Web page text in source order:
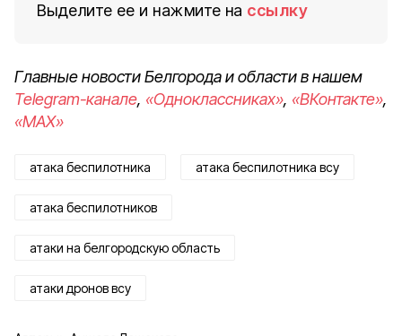
Выделите ее и нажмите на ссылку
Главные новости Белгорода и области в нашем
Telegram-канале, «Одноклассниках», «ВКонтакте»,
«MAX»
атака беспилотника атака беспилотника всу
атака беспилотников
атаки на белгородскую область
атаки дронов всу